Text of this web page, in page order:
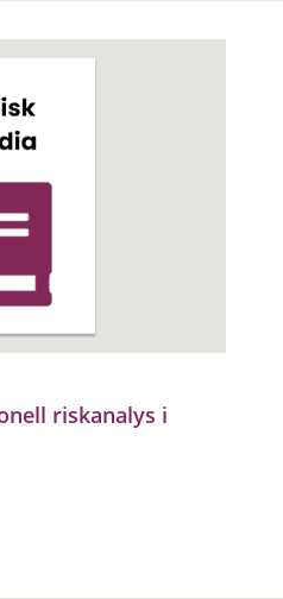
riskanalys i